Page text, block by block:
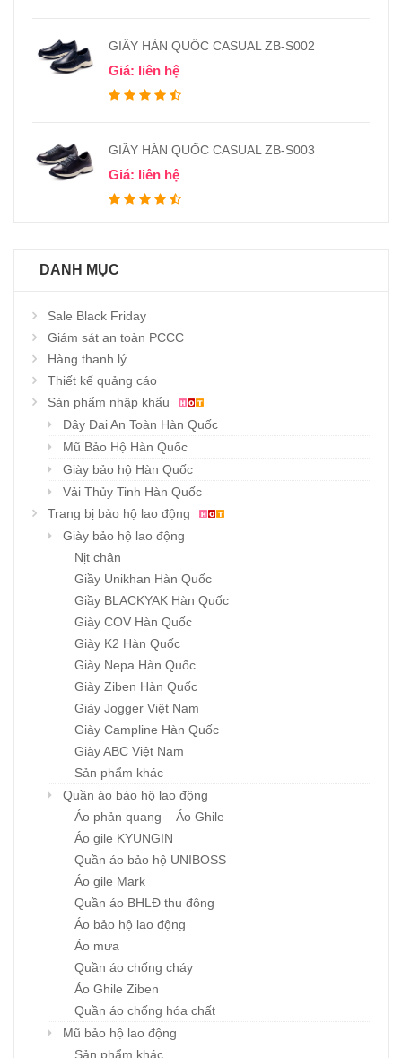
GIẦY HÀN QUỐC CASUAL ZB-S002
Giá: liên hệ
GIẦY HÀN QUỐC CASUAL ZB-S003
Giá: liên hệ
DANH MỤC
Sale Black Friday
Giám sát an toàn PCCC
Hàng thanh lý
Thiết kế quảng cáo
Sản phẩm nhập khẩu
Dây Đai An Toàn Hàn Quốc
Mũ Bảo Hộ Hàn Quốc
Giày bảo hộ Hàn Quốc
Vải Thủy Tinh Hàn Quốc
Trang bị bảo hộ lao động
Giày bảo hộ lao động
Nịt chân
Giầy Unikhan Hàn Quốc
Giầy BLACKYAK Hàn Quốc
Giày COV Hàn Quốc
Giày K2 Hàn Quốc
Giày Nepa Hàn Quốc
Giày Ziben Hàn Quốc
Giày Jogger Việt Nam
Giày Campline Hàn Quốc
Giày ABC Việt Nam
Sản phẩm khác
Quần áo bảo hộ lao động
Áo phản quang – Áo Ghile
Áo gile KYUNGIN
Quần áo bảo hộ UNIBOSS
Áo gile Mark
Quần áo BHLĐ thu đông
Áo bảo hộ lao động
Áo mưa
Quần áo chống cháy
Áo Ghile Ziben
Quần áo chống hóa chất
Mũ bảo hộ lao động
Sản phẩm khác